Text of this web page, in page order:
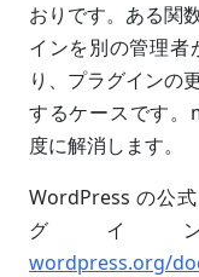
おりです。ある関
インを別の管理者
り、プラグインの
するケースです
度に解消します。
WordPress の公
グイ
wordpress.org/